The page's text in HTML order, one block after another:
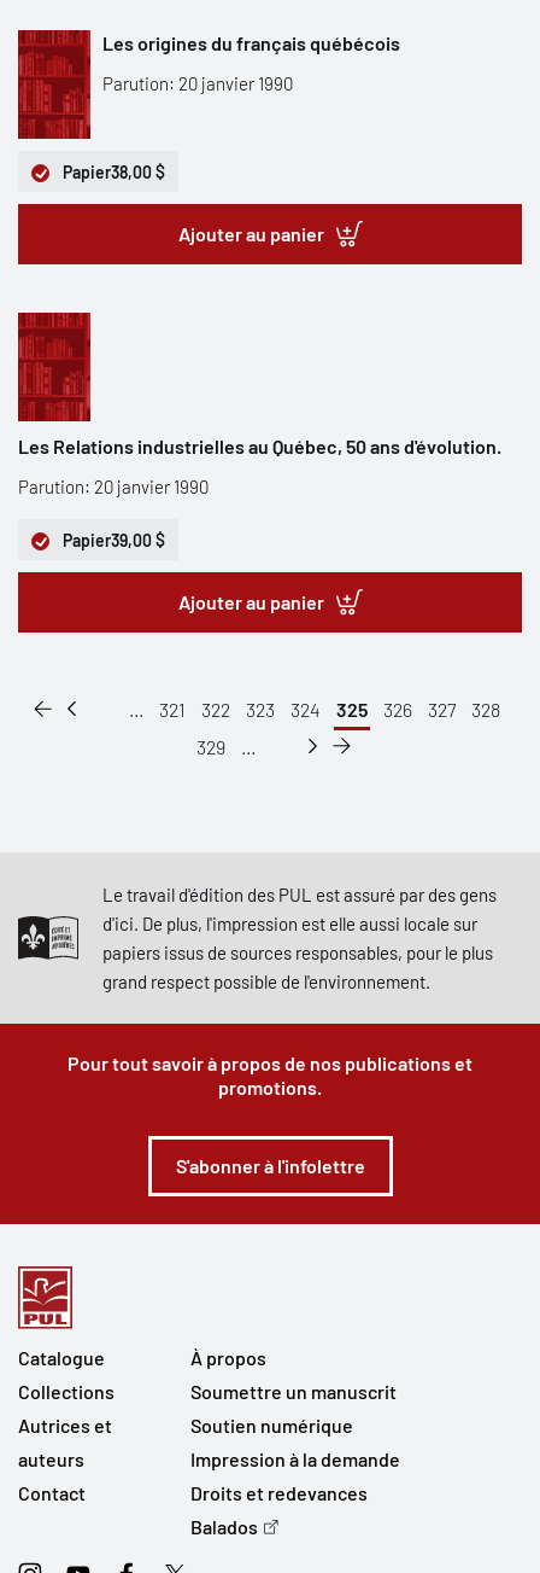
Les origines du français québécois
Parution: 20 janvier 1990
Papier38,00 $
Ajouter au panier
Les Relations industrielles au Québec, 50 ans d'évolution.
Parution: 20 janvier 1990
Papier39,00 $
Ajouter au panier
... 321 322 323 324 325 326 327
328
329
...
Le travail d'édition des PUL est assuré par des gens
d'ici. De plus, l'impression est elle aussi locale sur
papiers issus de sources responsables, pour le plus
grand respect possible de l'environnement.
Pour tout savoir à propos de nos publications et
promotions.
S'abonner à l'infolettre
Catalogue
Collections
Autrices et
auteurs
Contact
À propos
Soumettre un manuscrit
Soutien numérique
Impression à la demande
Droits et redevances
Balados